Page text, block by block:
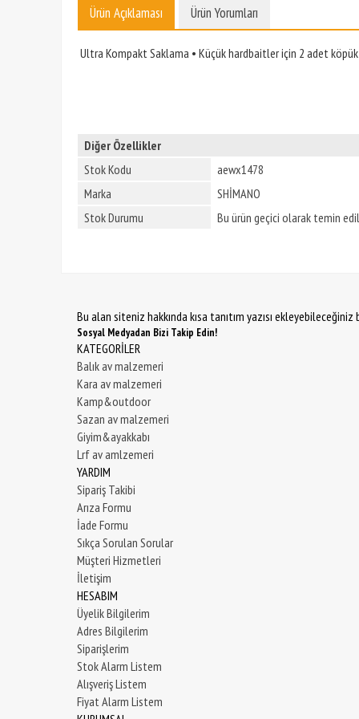
Ürün Açıklaması Ürün Yorumları
Ultra Kompakt Saklama • Küçük hardbaitler için 2 adet
Diğer Özellikler
Stok Kodu
aewx1478
Marka
SHİMANO
Stok Durumu
Bu ürün geçici olarak temin
Bu alan siteniz hakkında kısa tanıtım yazısı
Sosyal Medyadan Bizi Takip Edin!
KATEGORİLER
Balık av malzemeri
Kara av malzemeri
Kamp&outdoor
Sazan av malzemeri
Giyim&ayakkabı
Lrf av amlzemeri
YARDIM
Sipariş Takibi
Arıza Formu
İade Formu
Sıkça Sorulan Sorular
Müşteri Hizmetleri
İletişim
HESABIM
Üyelik Bilgilerim
Adres Bilgilerim
Siparişlerim
Stok Alarm Listem
Alışveriş Listem
Fiyat Alarm Listem